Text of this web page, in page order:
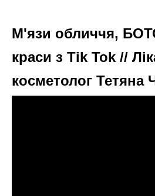
М'язи обличчя,
краси з Tik Tok //
косметолог Тетяна